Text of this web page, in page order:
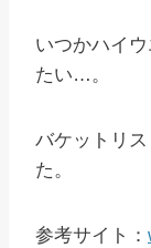
いつかハイ
たい…。
バケットリ
た。
参考サイト：